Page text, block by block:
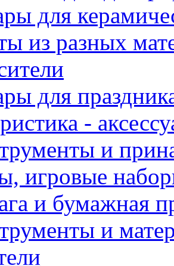
для
из разных
для
-
и
игровые
и бумажная
и